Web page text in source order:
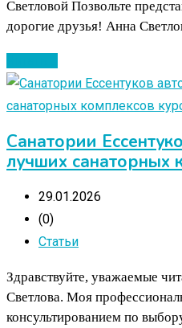
Светловой Позвольте
дорогие друзья! Анна
Санатории
лучших санаторных
29.01.2026
(0)
Статьи
Здравствуйте, уважаемые
Светлова. Моя
консультированием по